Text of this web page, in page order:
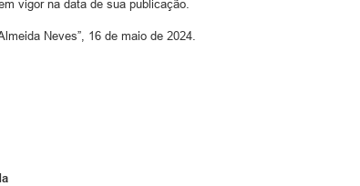
entra em vigor na data de sua publicação.
Neves”, 16 de maio de 2024.